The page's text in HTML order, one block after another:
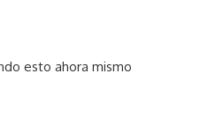
esto ahora mismo